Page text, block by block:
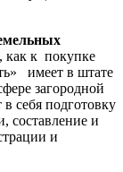
как к покупке
имеет в штате
загородной
себя подготовку
составление и
и